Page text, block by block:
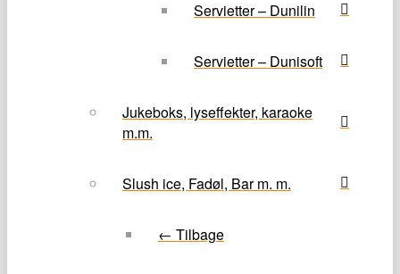
Servietter – Dunilin
Servietter – Dunisoft
Jukeboks, lyseffekter, karaoke
m.m.
Slush ice, Fadøl, Bar m. m.
← Tilbage